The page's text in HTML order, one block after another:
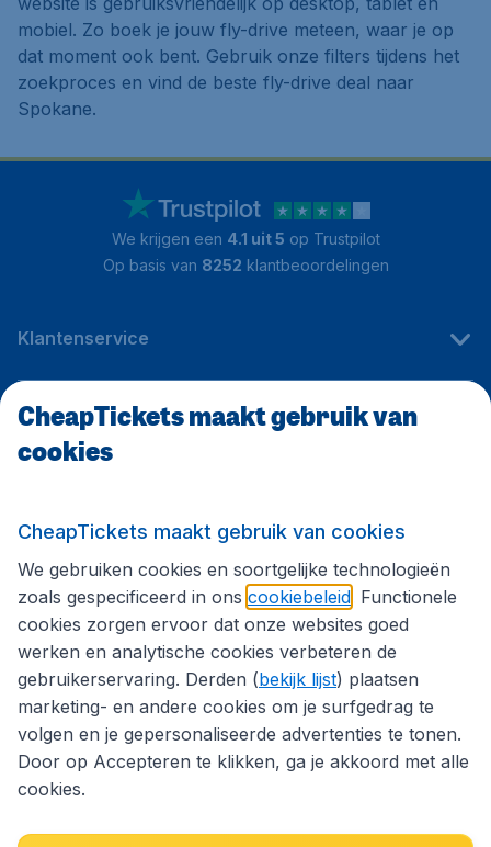
mobiel. Zo boek je jouw fly-drive meteen, waar je op
dat moment ook bent. Gebruik onze filters tijdens het
zoekproces en vind de beste fly-drive deal naar
Spokane.
We krijgen een 4.1 uit 5 op Trustpilot
Op basis van 8252 klantbeoordelingen
Klantenservice
CheapTickets.be
Volg CheapTickets.be
CheapTickets maakt gebruik van
cookies
CheapTickets maakt gebruik van cookies
We gebruiken cookies en soortgelijke technologieën
zoals gespecificeerd in ons cookiebeleid . Functionele
cookies zorgen ervoor dat onze websites goed
werken en analytische cookies verbeteren de
gebruikerservaring. Derden (bekijk lijst) plaatsen
marketing- en andere cookies om je surfgedrag te
volgen en je gepersonaliseerde advertenties te tonen.
Door op Accepteren te klikken, ga je akkoord met alle
cookies.